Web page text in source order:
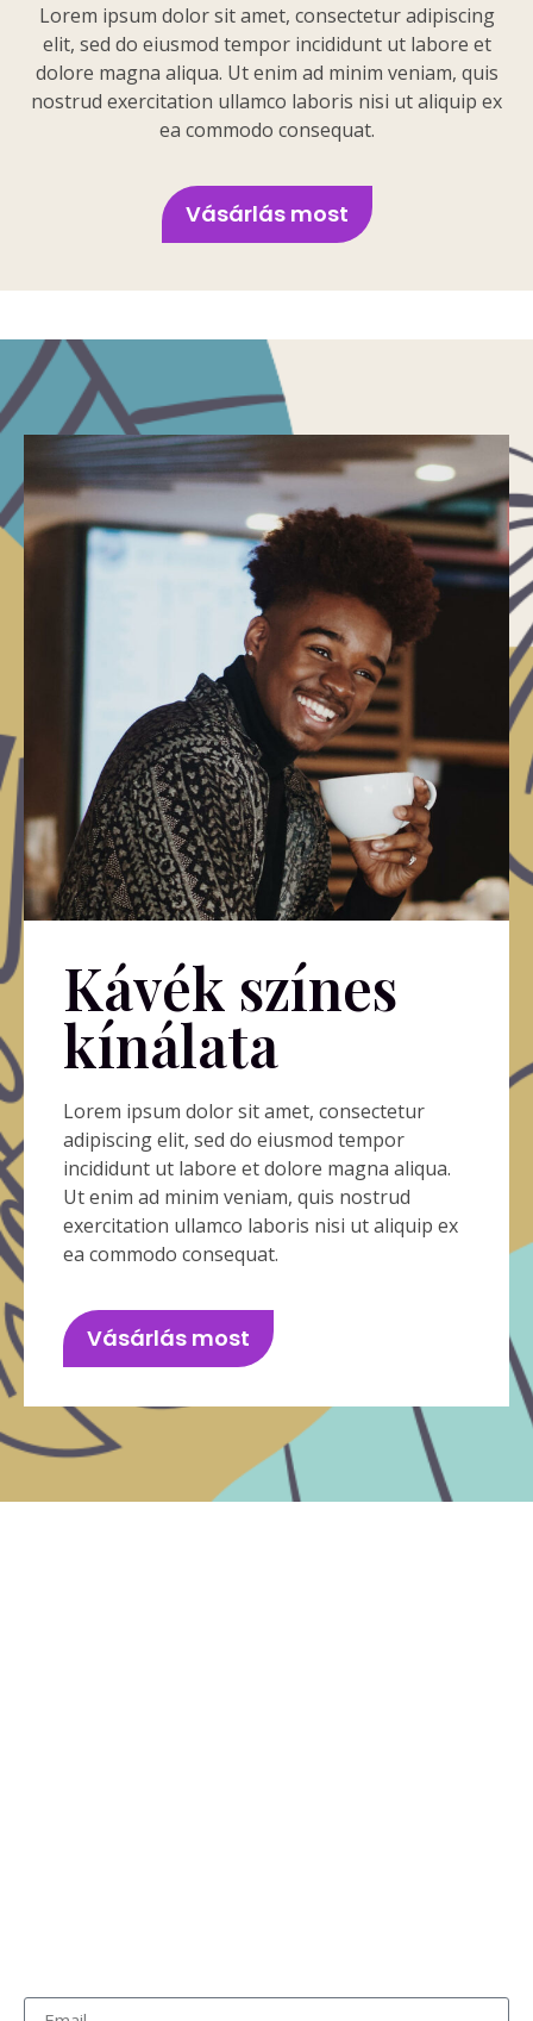
Lorem ipsum dolor sit amet, consectetur adipiscing
elit, sed do eiusmod tempor incididunt ut labore et
dolore magna aliqua. Ut enim ad minim veniam, quis
nostrud exercitation ullamco laboris nisi ut aliquip ex
ea commodo consequat.
Vásárlás most
Kávék színes
kínálata
Lorem ipsum dolor sit amet, consectetur
adipiscing elit, sed do eiusmod tempor
incididunt ut labore et dolore magna aliqua.
Ut enim ad minim veniam, quis nostrud
exercitation ullamco laboris nisi ut aliquip ex
ea commodo consequat.
Vásárlás most